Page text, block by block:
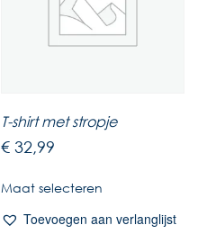
T-shirt met stropje
€ 32,99
Maat selecteren
Toevoegen aan verlanglijst